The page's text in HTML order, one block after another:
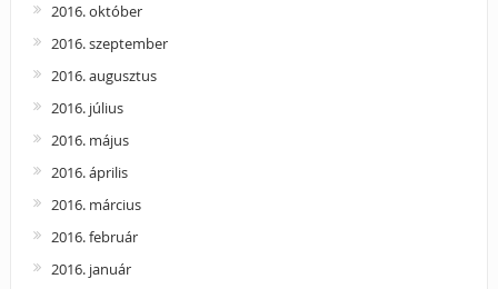
2016. október
2016. szeptember
2016. augusztus
2016. július
2016. május
2016. április
2016. március
2016. február
2016. január